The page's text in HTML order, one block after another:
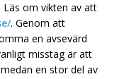
om vikten av att
. Genom att
en avsevärd
misstag är att
en stor del av